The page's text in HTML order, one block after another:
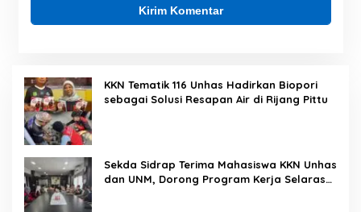
KKN Tematik 116 Unhas Hadirkan Biopori
sebagai Solusi Resapan Air di Rijang Pittu
Sekda Sidrap Terima Mahasiswa KKN Unhas
dan UNM, Dorong Program Kerja Selaras